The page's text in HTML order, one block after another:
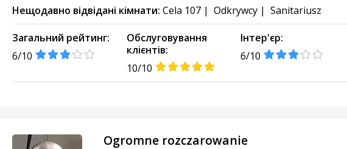
Нещодавно відвідані кімнати: Cela 107 | Odkrywcy | Sanitariusz
Загальний рейтинг:
6/10
Обслуговування
клієнтів:
10/10
Інтер'єр:
6/10
Ogromne rozczarowanie